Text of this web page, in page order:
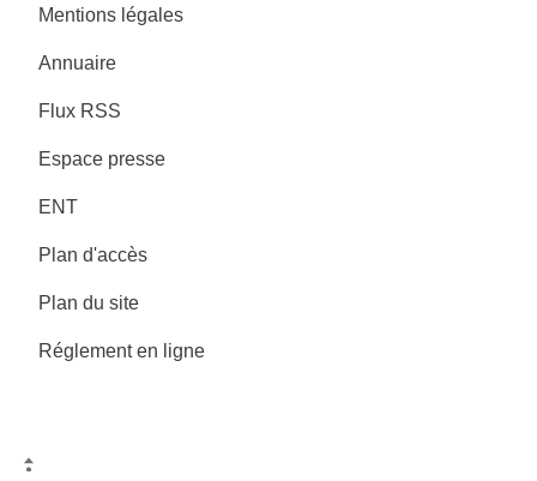
Mentions légales
Annuaire
Flux RSS
Espace presse
ENT
Plan d'accès
Plan du site
Réglement en ligne